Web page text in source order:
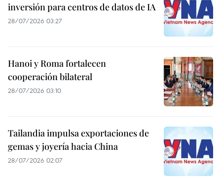
inversión para centros de datos de IA
28/07/2026 03:27
Hanoi y Roma fortalecen
cooperación bilateral
28/07/2026 03:10
Tailandia impulsa exportaciones de
gemas y joyería hacia China
28/07/2026 02:07